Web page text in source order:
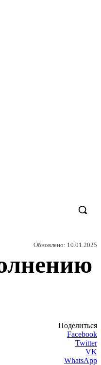
Обновлено: 10.01.2025
Поделиться
Facebook
Twitter
VK
WhatsApp